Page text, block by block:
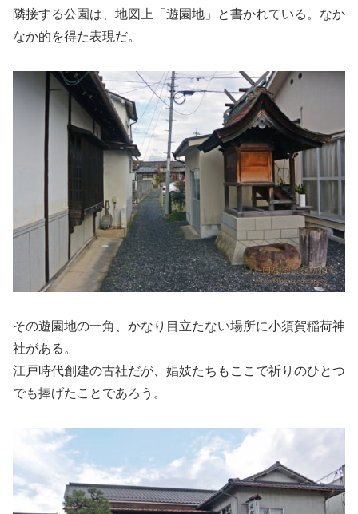
隣接する公園は、地図上「遊園地」と書かれている。なか
なか的を得た表現だ。
その遊園地の一角、かなり目立たない場所に小須賀稲荷神
社がある。
江戸時代創建の古社だが、娼妓たちもここで祈りのひとつ
でも捧げたことであろう。